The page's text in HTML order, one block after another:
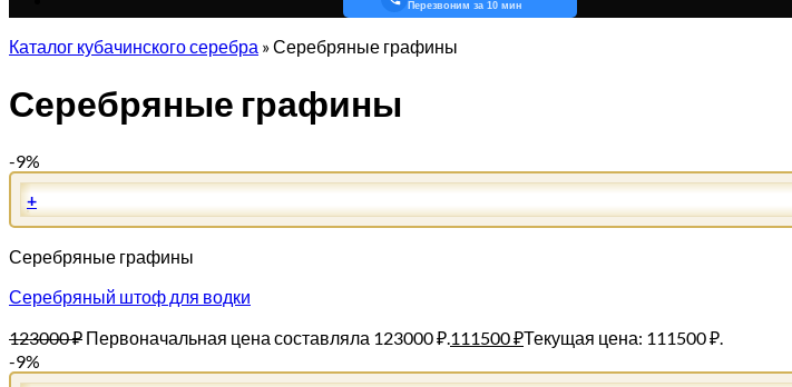
Перезвоним за 10 мин
Каталог кубачинского серебра »Серебряные графины
Серебряные графины
-9%
+
Серебряные графины
Серебряный штоф для водки
123000₽ Первоначальная цена составляла 123000 ₽. 111500₽Текущая цена: 111500 ₽.
-9%